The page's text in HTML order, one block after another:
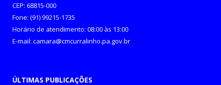
CEP: 68815-000
Fone: (91) 99215-1735
Horário de atendimento: 08:00 às 13:00
E-mail: camara@cmcurralinho.pa.gov.br
ÚLTIMAS PUBLICAÇÕES